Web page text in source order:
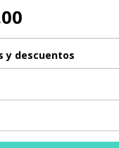
y descuentos